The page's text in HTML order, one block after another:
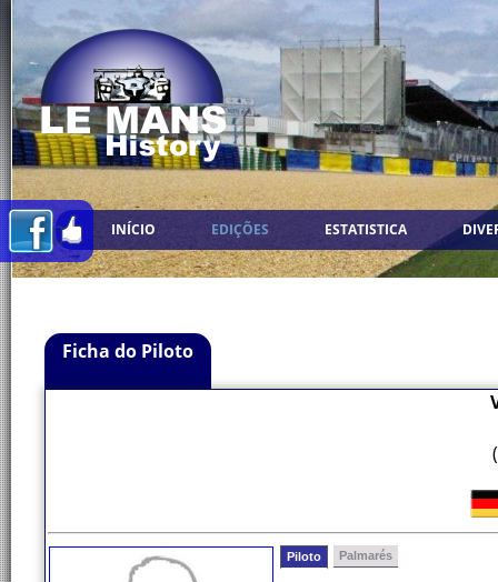
INÍCIO EDIÇÕES ESTATISTICA
Ficha do Piloto
Piloto Palmarés